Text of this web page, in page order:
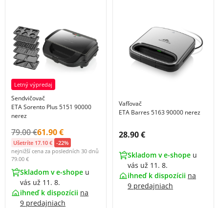
Letný výpredaj
Sendvičovač
ETA Sorento Plus 5151 90000
nerez
Původní cena s DPH:
79.00 €Cena s DPH:
61.90 €
Ušetríte 17.10 € -22%
nejnižší cena za posledních 30 dnů
79.00 €
Skladom v e-shope u
vás už 11. 8.
ihneď k dispozícii na
9 predajniach
Vafľovač
ETA Barres 5163 90000 nerez
Cena s DPH:
28.90 €
Skladom v e-shope u
vás už 11. 8.
ihneď k dispozícii na
9 predajniach